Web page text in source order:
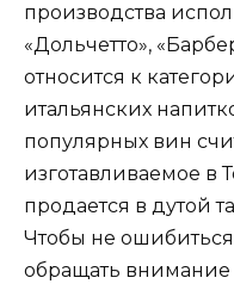
производства
«Дольчетто»,
относится к
итальянских
популярных вин
изготавливаемое в
продается в дутой
Чтобы не
обращать внимание